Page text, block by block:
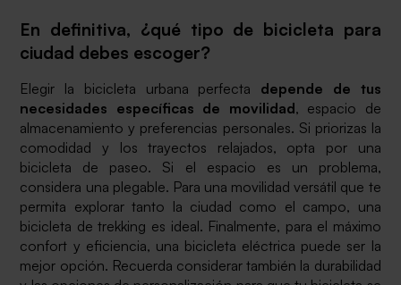
En definitiva, ¿qué tipo de bicicleta para
ciudad debes escoger?
Elegir la bicicleta urbana perfecta depende de tus
necesidades específicas de movilidad, espacio de
almacenamiento y preferencias personales. Si priorizas la
comodidad y los trayectos relajados, opta por una
bicicleta de paseo. Si el espacio es un problema,
considera una plegable. Para una movilidad versátil que te
permita explorar tanto la ciudad como el campo, una
bicicleta de trekking es ideal. Finalmente, para el máximo
confort y eficiencia, una bicicleta eléctrica puede ser la
mejor opción. Recuerda considerar también la durabilidad